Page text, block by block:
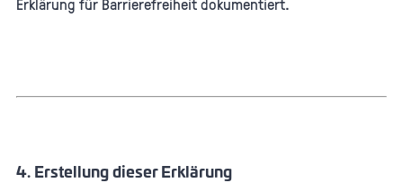
4. Erstellung dieser Erklärung